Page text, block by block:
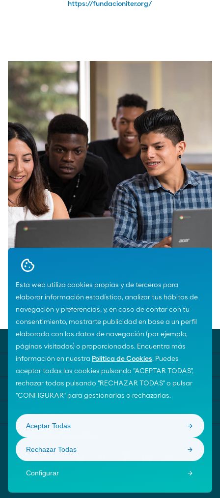
Esta web utiliza cookies propias y de terceros para
elaborar información estadística, analizar tus hábitos de
navegación y preferencias, y, en caso de contar con tu
consentimiento, mostrarte publicidad en base a un perfil
elaborado con los datos de navegación (por ejemplo,
páginas visitadas) o proporcionados. Encuentra más
información en nuestra Política de Cookies. Puedes
aceptar todas las cookies pulsando "ACEPTAR TODAS",
rechazar todas pulsando "RECHAZAR TODAS" o pulsar
"CONFIGURAR" para gestionarlas o rechazarlas.
Configurar
Rechazar Todas
Aceptar Todas
https://fundacioniter.org/
Premios al valor social Fundación Iter